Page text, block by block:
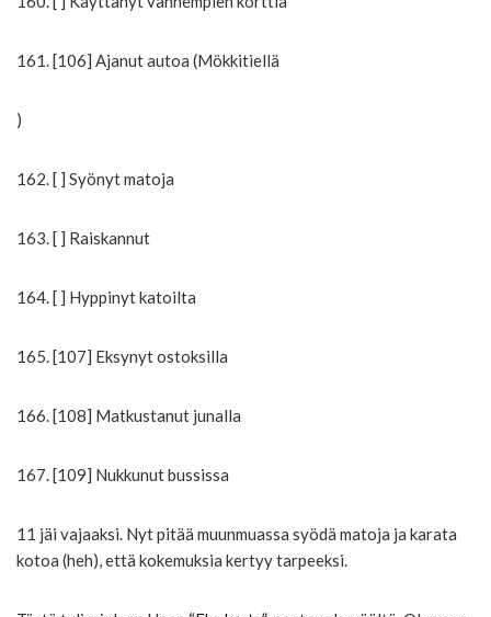
161. [106] Ajanut autoa (Mökkitiellä
)
162. [ ] Syönyt matoja
163. [ ] Raiskannut
164. [ ] Hyppinyt katoilta
165. [107] Eksynyt ostoksilla
166. [108] Matkustanut junalla
167. [109] Nukkunut bussissa
11 jäi vajaaksi. Nyt pitää muunmuassa syödä matoja ja karata
kotoa (heh), että kokemuksia kertyy tarpeeksi.